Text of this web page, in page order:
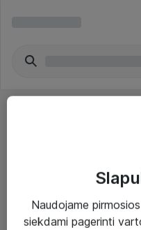
Paslaugos
Naudojame
siekdami pagerinti